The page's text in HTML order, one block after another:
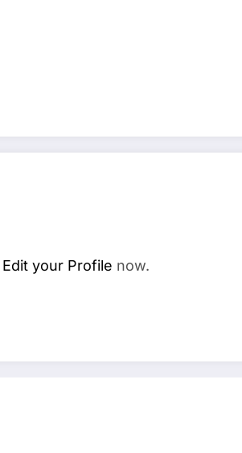
Edit your Profile now.